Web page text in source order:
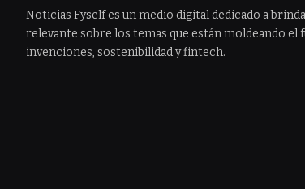
Noticias Fyself es un medio digital dedicado a
relevante sobre los temas que están moldeando
invenciones, sostenibilidad y fintech.